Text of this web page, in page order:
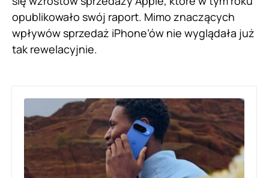
opublikowało swój raport. Mimo znaczących
wpływów sprzedaż iPhone’ów nie wyglądała już
tak rewelacyjnie.